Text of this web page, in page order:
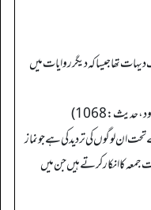
تھا جیسا کہ دیگر روایات میں
ان لوگوں کی تردید کی ہے جو نماز
کا انکار کرتے ہیں جن میں